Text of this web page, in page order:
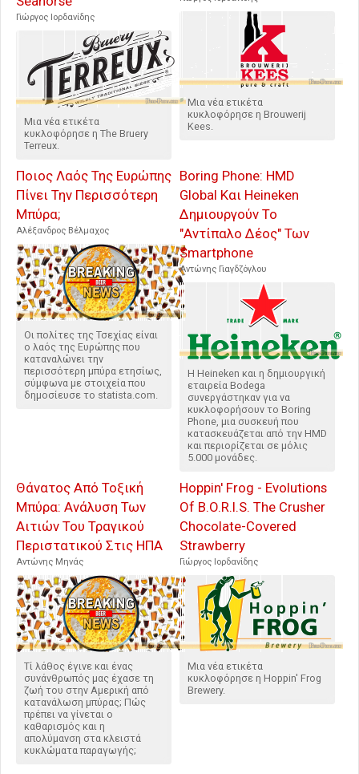
Γιώργος Ιορδανίδης
Μια νέα ετικέτα
κυκλοφόρησε η The Bruery
Terreux.
Μια νέα ετικέτα
κυκλοφόρησε η Brouwerij
Kees.
Ποιος Λαός Της Ευρώπης
Πίνει Την Περισσότερη
Μπύρα;
Αλέξανδρος Βέλμαχος
Οι πολίτες της Τσεχίας είναι
ο λαός της Ευρώπης που
καταναλώνει την
περισσότερη μπύρα ετησίως,
σύμφωνα με στοιχεία που
δημοσίευσε το statista.com.
Boring Phone: HMD
Global Και Heineken
Δημιουργούν Το
"Αντίπαλο Δέος" Των
Smartphone
Αντώνης Γιαγδζόγλου
Η Heineken και η δημιουργική
εταιρεία Bodega
συνεργάστηκαν για να
κυκλοφορήσουν το Boring
Phone, μια συσκευή που
κατασκευάζεται από την HMD
και περιορίζεται σε μόλις
5.000 μονάδες.
Θάνατος Από Τοξική
Μπύρα: Ανάλυση Των
Αιτιών Του Τραγικού
Περιστατικού Στις ΗΠΑ
Αντώνης Μηνάς
Τί λάθος έγινε και ένας
συνάνθρωπός μας έχασε τη
ζωή του στην Αμερική από
κατανάλωση μπύρας; Πώς
πρέπει να γίνεται ο
καθαρισμός και η
απολύμανση στα κλειστά
κυκλώματα παραγωγής;
Hoppin' Frog - Evolutions
Of B.O.R.I.S. The Crusher
Chocolate-Covered
Strawberry
Γιώργος Ιορδανίδης
Μια νέα ετικέτα
κυκλοφόρησε η Hoppin' Frog
Brewery.